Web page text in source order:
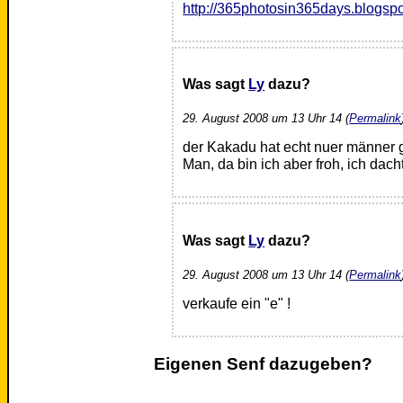
http://
Was sagt Ly dazu?
29. August 2008 um 13 Uhr 14 (Permalink
der Kakadu hat echt nuer männer
Man, da bin ich aber froh, ich
Was sagt Ly dazu?
29. August 2008 um 13 Uhr 14 (Permalink
verkaufe ein "e" !
Eigenen Senf dazugeben?